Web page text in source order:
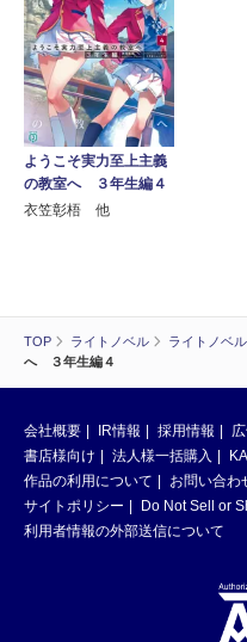
TOP ライトノベル ライトノベル
へ ３年生編４
ようこそ実力至上主義
の教室へ ３年生編４
衣笠彰梧 他
会社概要 IR情報 採用情報
書店様向け
法人様一括購入
作品の利用について
お問い合わ
サイトポリシー
Do Not Sell or
利用者情報の外部送信について